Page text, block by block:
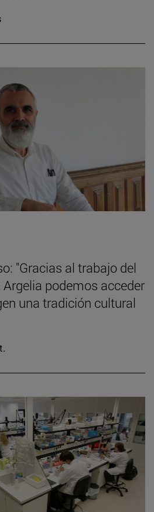
"Gracias al trabajo del
podemos acceder
una tradición cultural